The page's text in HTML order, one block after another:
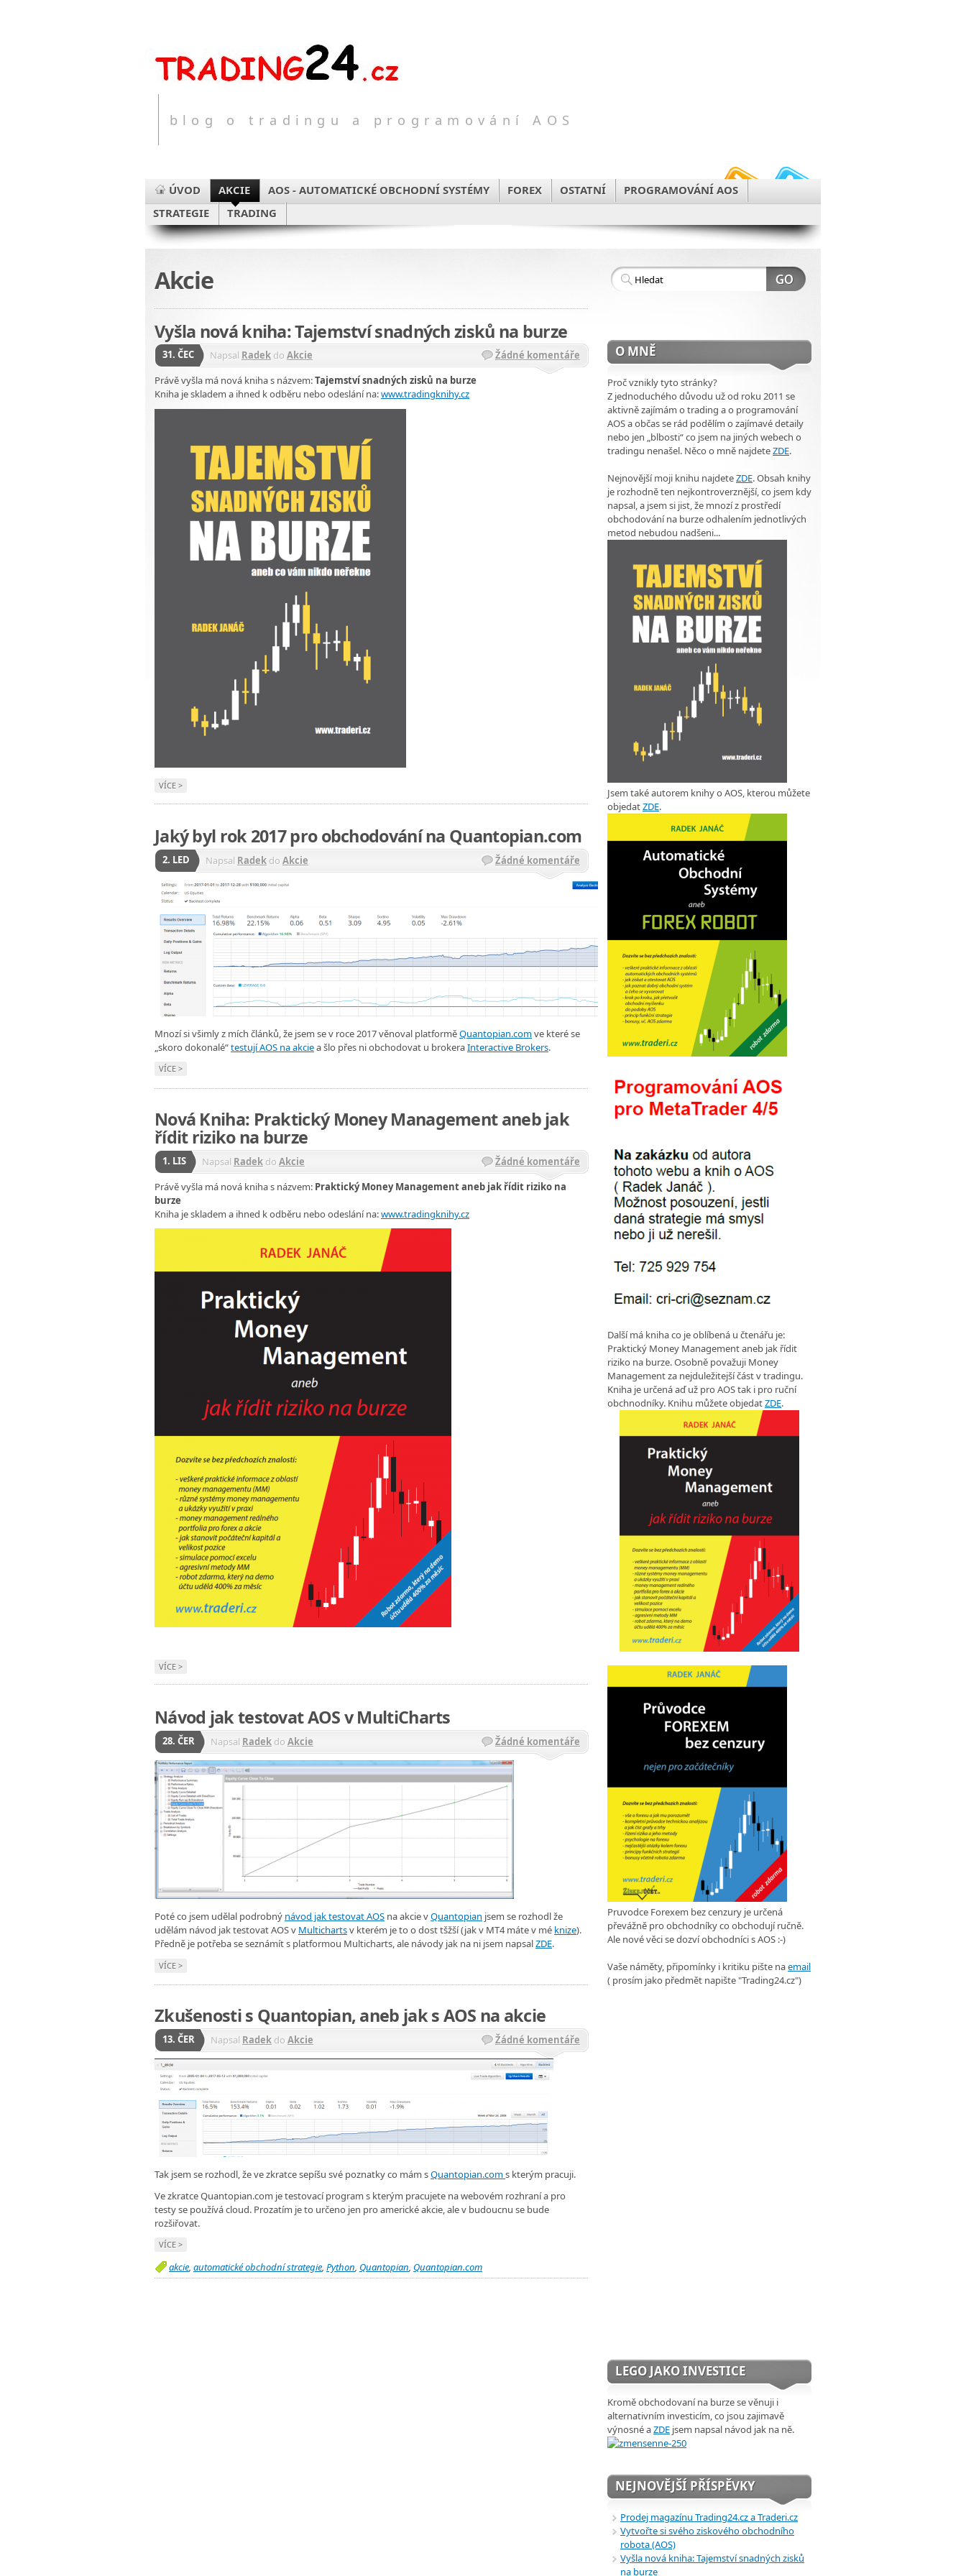
blog o tradingu a programování AOS
ÚVOD AKCIE AOS - AUTOMATICKÉ OBCHODNÍ SYSTÉMY FOREX OSTATNÍ
PROGRAMOVÁNÍ AOS
STRATEGIE
TRADING
Akcie
Vyšla nová kniha: Tajemství snadných zisků na burze
31. ČEC Napsal Radek do Akcie
Žádné komentáře
Právě vyšla má nová kniha s názvem:Tajemství snadných zisků na burze
Kniha je skladem a ihned k odběru nebo odeslání na:www.tradingknihy.cz
VÍCE >
Jaký byl rok 2017 pro obchodování na Quantopian.com
2. LED Napsal Radek do Akcie Žádné komentáře
Mnozí si všimly z mích článků, že jsem se v roce 2017 věnoval platforměQuantopian.comve které se
„skoro dokonalé“testují AOS na akciea šlo přes ni obchodovat u brokeraInteractive Brokers.
VÍCE >
Nová Kniha: Praktický Money Management aneb jak
řídit riziko na burze
1. LIS Napsal Radek do Akcie
Žádné komentáře
Právě vyšla má nová kniha s názvem: Praktický Money Management aneb jak řídit riziko na
burze
Kniha je skladem a ihned k odběru nebo odeslání na:www.tradingknihy.cz
VÍCE >
Návod jak testovat AOS v MultiCharts
28. ČER Napsal Radek do Akcie Žádné komentáře
Poté co jsem udělal podrobný návod jak testovat AOS na akcie vQuantopian jsem se rozhodl že
udělám návod jak testovat AOS v Multichartsv kterém je to o dost tšžší (jak v MT4 máte v mé knize).
Předně je potřeba se seznámít s platformou Multicharts, ale návody jak na ni jsem napsalZDE.
VÍCE >
Zkušenosti s Quantopian, aneb jak s AOS na akcie
13. ČER Napsal Radek do Akcie Žádné komentáře
Tak jsem se rozhodl, že ve zkratce sepíšu své poznatky co mám sQuantopian.coms kterým pracuji.
Ve zkratce Quantopian.com je testovací program s kterým pracujete na webovém rozhraní a pro
testy se používá cloud. Prozatím je to určeno jen pro americké akcie, ale v budoucnu se bude
rozšiřovat.
VÍCE >
akcie automatické obchodní strategie Python Quantopian Quantopian.com
O MNĚ
Proč vznikly tyto stránky?
Z jednoduchého důvodu už od roku 2011 se
aktivně zajímám o trading a o programování
AOS a občas se rád podělím o zajímavé detaily
nebo jen „blbosti“ co jsem na jiných webech o
tradingu nenašel. Něco o mně najdeteZDE.
Nejnovější moji knihu najdeteZDE. Obsah knihy
je rozhodně ten nejkontroverznější, co jsem kdy
napsal, a jsem si jist, že mnozí z prostředí
obchodování na burze odhalením jednotlivých
metod nebudou nadšeni...
Jsem také autorem knihy o AOS, kterou můžete
objedatZDE.
Další má kniha co je oblíbená u čtenářu je:
Praktický Money Management aneb jak řídit
riziko na burze. Osobně považuji Money
Management za nejduležitejší část v tradingu.
Kniha je určená aď už pro AOS tak i pro ruční
obchnodníky. Knihu můžete objedatZDE.
Pruvodce Forexem bez cenzury je určená
převážně pro obchodníky co obchodují ručně.
Ale nové věci se dozví obchodníci s AOS :-)
Vaše náměty, připomínky i kritiku pište naemail
( prosím jako předmět napište "Trading24.cz")
LEGO JAKO INVESTICE
Kromě obchodovaní na burze se věnuji i
alternativním investicím, co jsou zajimavě
výnosné aZDE jsem napsal návod jak na ně.
NEJNOVĚJŠÍ PŘÍSPĚVKY
Prodej magazínu Trading24.cz a Traderi.cz
Vytvořte si svého ziskového obchodního
robota (AOS)
Vyšla nová kniha: Tajemství snadných zisků
na burze